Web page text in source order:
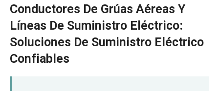
Conductores De Grúas Aéreas Y
Líneas De Suministro Eléctrico:
Soluciones De Suministro Eléctrico
Confiables
Kiswahili
Dansk
Norsk
O‘zbekcha